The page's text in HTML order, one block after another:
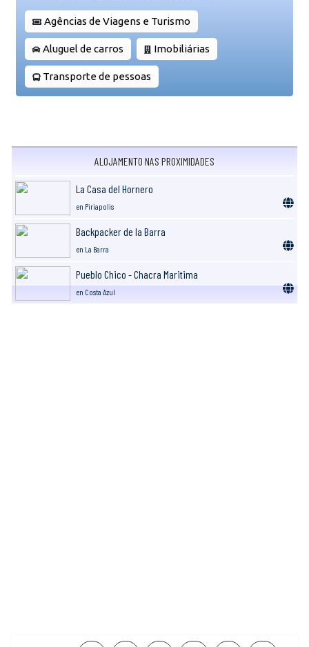
Agências de Viagens e Turismo
Aluguel de carros Imobiliárias
Transporte de pessoas
ALOJAMENTO NAS PROXIMIDADES
La Casa del Hornero
en Piriapolis
Backpacker de la Barra
en La Barra
Pueblo Chico - Chacra Maritima
en Costa Azul